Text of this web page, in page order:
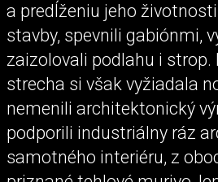
a predĺženiu jeho
stavby, spevnili gabiónmi,
zaizolovali podlahu i strop.
strecha si však vyžiadala
nemenili architektonický
podporili industriálny ráz
samotného interiéru, z